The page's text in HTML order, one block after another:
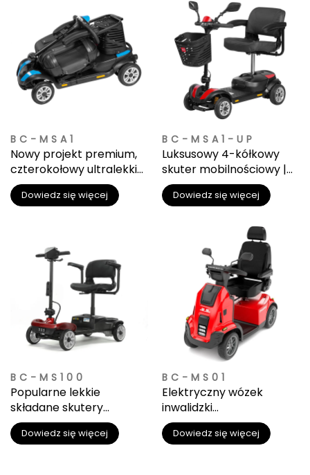
BC-MSA1
Nowy projekt premium,
czterokołowy ultralekki
wózek inwalidzki dla osób
starszych
Dowiedz się więcej
BC-MSA1-UP
Luksusowy 4-kółkowy
skuter mobilnościowy |
Premium zawieszenie
Dowiedz się więcej
BC-MS100
Popularne lekkie
składane skutery
podróżne do mobilności
Dowiedz się więcej
BC-MS01
Elektryczny wózek
inwalidzki
długozasięgowy
terenowy dużej
Dowiedz się więcej